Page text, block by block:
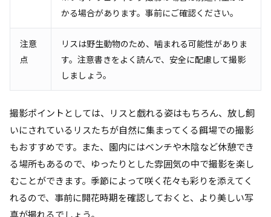
かる場合があります。事前にご確認ください。
注意
点
リスは野生動物のため、噛まれる可能性がありま
す。注意書きをよく読んで、安全に配慮して撮影
しましょう。
撮影ポイントとしては、リスと戯れる姿はもちろん、放し飼
いにされているリスたちが自然に集まってくる餌場での撮影
もおすすめです。また、園内にはベンチや木陰など休憩でき
る場所もあるので、ゆったりとした雰囲気の中で撮影を楽し
むことができます。季節によって咲く花々も彩りを添えてく
れるので、事前に開花時期を確認しておくと、より美しい写
真が撮れるでしょう。